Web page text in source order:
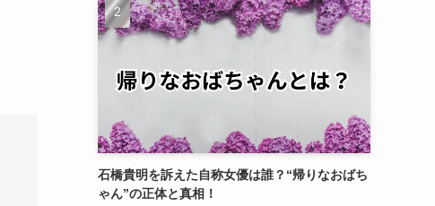
石橋貴明を訴えた自称女優は誰？“帰りなおばち
ゃん”の正体と真相！